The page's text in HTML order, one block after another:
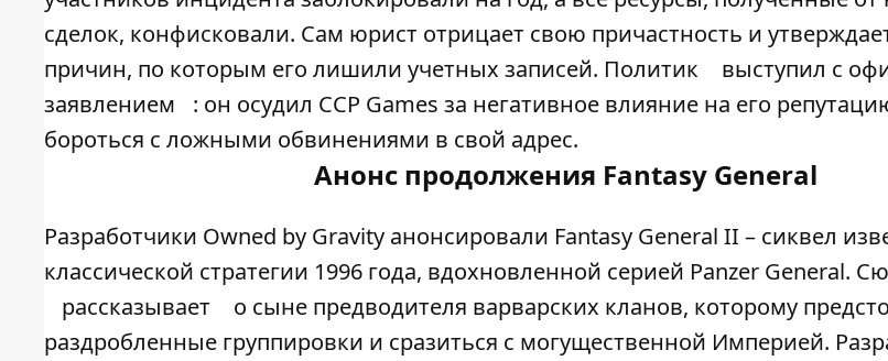
сделок, конфисковали. Сам юрист отрицает свою причастность и
причин, по которым его лишили учетных записей. Политик
выступил с
заявлением
: он осудил CCP Games за негативное влияние на его
бороться с ложными обвинениями в свой адрес.
Анонс продолжения Fantasy General
Разработчики Owned by Gravity анонсировали Fantasy General II – сиквел
классической стратегии 1996 года, вдохновленной серией Panzer General.
рассказывает
о сыне предводителя варварских кланов, которому
раздробленные группировки и сразиться с могущественной Империей.